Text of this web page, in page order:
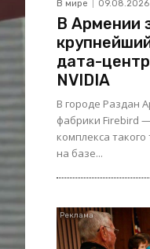
В мире 09.08.2026
В Армении
дата-
NVIDIA
В городе Раздан
фабрики Firebird
комплекса
на базе...